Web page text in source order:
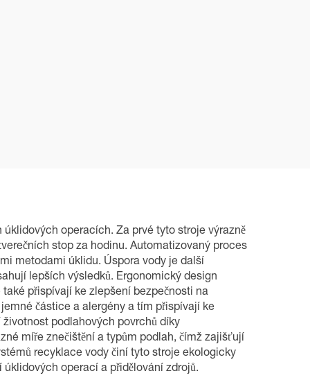
operacích. Za prvé tyto stroje výrazně
stop za hodinu. Automatizovaný proces
metodami úklidu. Úspora vody je další
lepších výsledků. Ergonomický design
přispívají ke zlepšení bezpečnosti na
částice a alergény a tím přispívají ke
podlahových povrchů díky
míře znečištění a typům podlah, čímž zajišťují
recyklace vody činí tyto stroje ekologicky
operací a přidělování zdrojů.